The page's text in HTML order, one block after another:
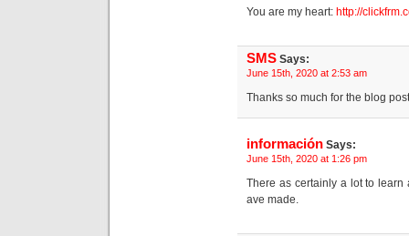
You are my heart: http://
SMS Says:
June 15th, 2020 at 2:53 am
Thanks so much for the blog
información Says:
June 15th, 2020 at 1:26 pm
There as certainly a lot to
ave made.